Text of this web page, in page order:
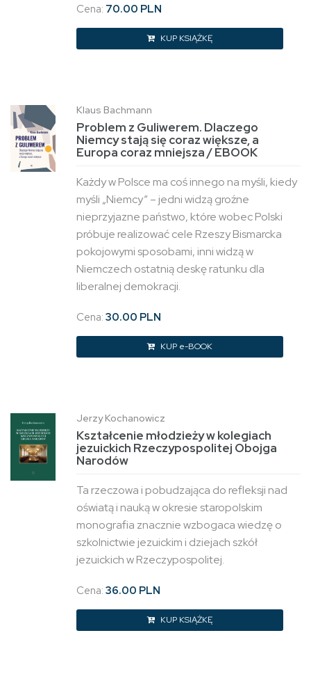
Cena: 70.00 PLN
KUP KSIĄŻKĘ
Klaus Bachmann
Problem z Guliwerem. Dlaczego
Niemcy stają się coraz większe, a
Europa coraz mniejsza / EBOOK
Każdy w Polsce ma coś innego na myśli, kiedy
myśli „Niemcy” – jedni widzą groźne
nieprzyjazne państwo, które wobec Polski
próbuje realizować cele Rzeszy Bismarcka
pokojowymi sposobami, inni widzą w
Niemczech ostatnią deskę ratunku dla
liberalnej demokracji.
Cena: 30.00 PLN
KUP e-BOOK
Jerzy Kochanowicz
Kształcenie młodzieży w kolegiach
jezuickich Rzeczypospolitej Obojga
Narodów
Ta rzeczowa i pobudzająca do refleksji nad
oświatą i nauką w okresie staropolskim
monografia znacznie wzbogaca wiedzę o
szkolnictwie jezuickim i dziejach szkół
jezuickich w Rzeczypospolitej.
Cena: 36.00 PLN
KUP KSIĄŻKĘ